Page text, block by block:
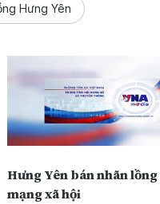
Hưng Yên
Hưng Yên bán nhãn
mạng xã hội